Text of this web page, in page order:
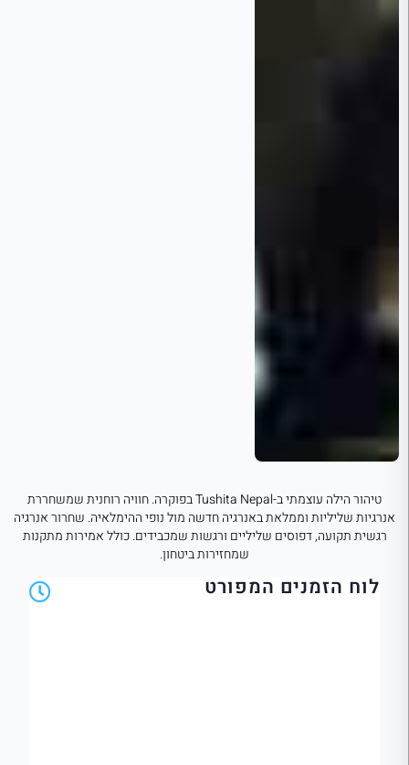
טיהור הילה עוצמתי ב-Tushita Nepal בפוקרה. חוויה רוחנית שמשחררת
אנרגיות שליליות וממלאת באנרגיה חדשה מול נופי ההימלאיה. שחרור אנרגיה
רגשית תקועה, דפוסים שליליים ורגשות שמכבידים. כולל אמירות מתקנות
שמחזירות ביטחון.
לוח הזמנים המפורט